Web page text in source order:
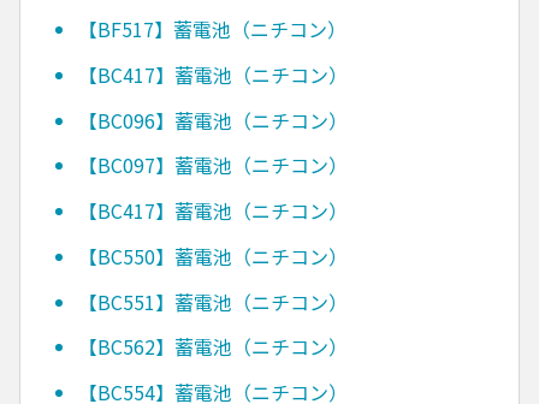
【BF517】蓄電池（ニチコン）
【BC417】蓄電池（ニチコン）
【BC096】蓄電池（ニチコン）
【BC097】蓄電池（ニチコン）
【BC417】蓄電池（ニチコン）
【BC550】蓄電池（ニチコン）
【BC551】蓄電池（ニチコン）
【BC562】蓄電池（ニチコン）
【BC554】蓄電池（ニチコン）